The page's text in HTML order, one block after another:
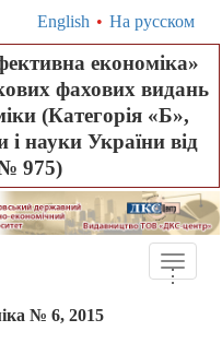
English • На русском
економіка»
фахових видань
(Категорія «Б»,
і науки України від
975)
Toggle
...
№ 6, 2015